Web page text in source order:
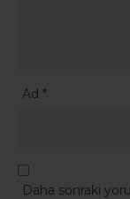
Ad *
Daha sonraki